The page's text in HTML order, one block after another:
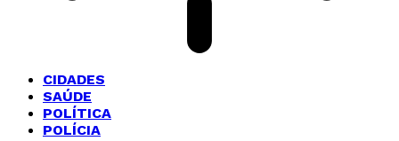
CIDADES
SAÚDE
POLÍTICA
POLÍCIA